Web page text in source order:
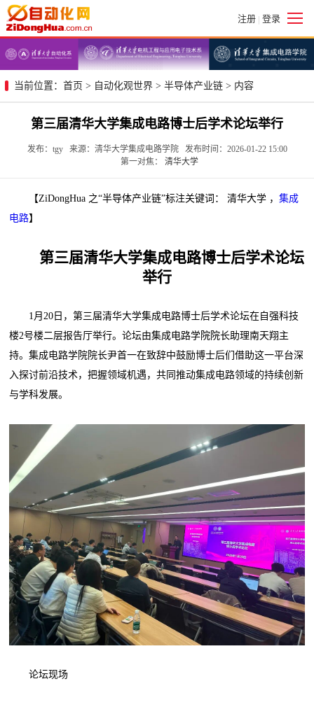
注册 | 登录
当前位置： 首页 > 自动化观世界 > 半导体产业链 > 内容
第三届清华大学集成电路博士后学术论坛举行
发布：tgy 来源：清华大学集成电路学院 发布时间：2026-01-22 15:00
第一对焦： 清华大学
【ZiDongHua 之“半导体产业链”标注关键词： 清华大学 ，集成
电路】
第三届清华大学集成电路博士后学术论坛
举行
1月20日，第三届清华大学集成电路博士后学术论坛在自强科技
楼2号楼二层报告厅举行。论坛由集成电路学院院长助理南天翔主
持。集成电路学院院长尹首一在致辞中鼓励博士后们借助这一平台深
入探讨前沿技术，把握领域机遇，共同推动集成电路领域的持续创新
与学科发展。
论坛现场